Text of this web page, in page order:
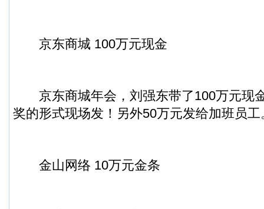
京东商城 100万元现金
京东商城年会，刘强东带了100万元现
奖的形式现场发！另外50万元发给加班员工
金山网络 10万元金条